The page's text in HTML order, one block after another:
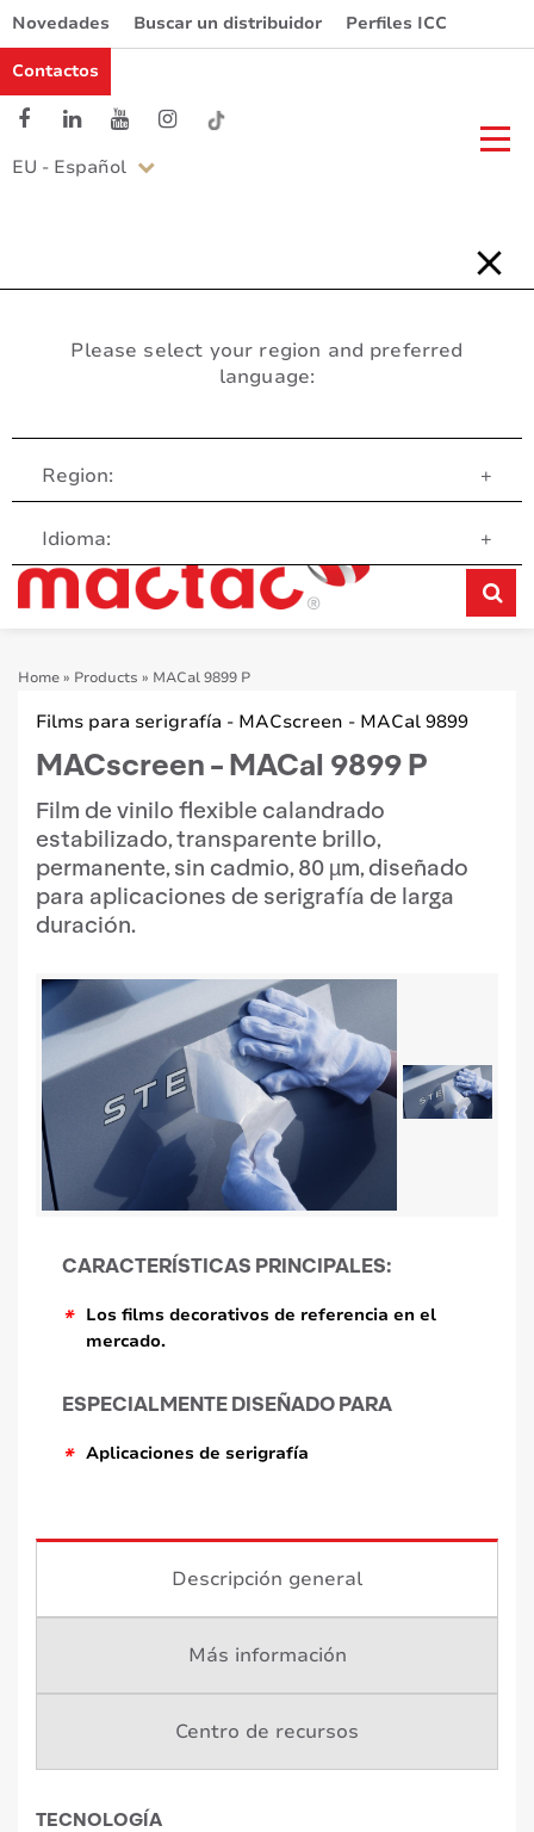
Novedades Buscar un distribuidor Perfiles ICC
Contactos
EU - Español
Please select your region and preferred
language:
Region: +
Idioma: +
Servicio al Cliente
Home» Products » MACal 9899 P
Films para serigrafía - MACscreen - MACal 9899
MACscreen - MACal 9899 P
Film de vinilo flexible calandrado
estabilizado, transparente brillo,
permanente, sin cadmio, 80 µm, diseñado
para aplicaciones de serigrafía de larga
duración.
CARACTERÍSTICAS PRINCIPALES:
*
Los films decorativos de referencia en el
mercado.
ESPECIALMENTE DISEÑADO PARA
* Aplicaciones de serigrafía
Descripción general
Más información
Centro de recursos
TECNOLOGÍA